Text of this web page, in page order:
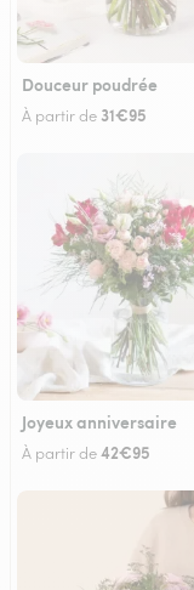
Douceur poudrée
À partir de 31€95
Joyeux anniversaire
À partir de42€95